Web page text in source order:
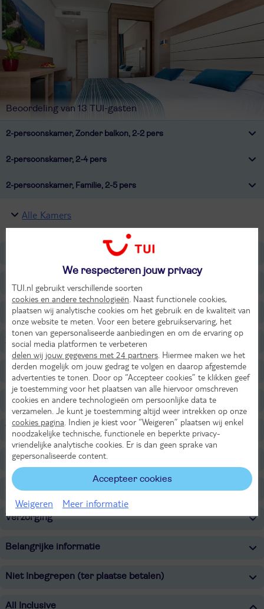
Beoordeling van 13 TUI-gasten
2-persoonskamer, Zonder balkon, 2-2 pers
2-persoonskamer, 2-4 pers
2-persoonskamer, Familie, 2-5 pers
Alle Kamers
Restaurants/Bars
Zwembaden
Sport & Activiteiten
Entertainment
Voor de kinderen
Onafhankelijk duurzaamheidslabel
Overige informatie
Verzorging
Belangrijke informatie
Niet Inbegrepen (ter plaatse betalen)
All Inclusive
We respecteren jouw privacy
TUI.nl gebruikt verschillende soorten
cookies en andere technologieën . Naast functionele cookies,
plaatsen wij analytische cookies om het gebruik en de kwaliteit van
onze website te meten. Voor een betere gebruikservaring, het
tonen van gepersonaliseerde aanbiedingen en om de ervaring op
social media platformen te verbeteren
delen wij jouw gegevens met 24 partners . Hiermee maken we het
derden mogelijk om jouw gedrag te volgen en daarop afgestemde
advertenties te tonen. Door op “Accepteer cookies” te klikken geef
je toestemming voor het plaatsen van alle hiervoor omschreven
cookies en andere technologieën om persoonlijke data te
verzamelen. Je kunt je toestemming altijd weer intrekken op onze
cookies pagina . Indien je kiest voor “Weigeren” plaatsen wij enkel
noodzakelijke technische, functionele en beperkte privacy-
vriendelijke analytische cookies. Er is dan geen sprake van
gepersonaliseerde content.
Accepteer cookies
Weigeren Meer informatie